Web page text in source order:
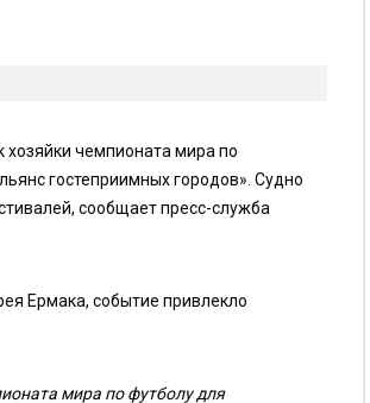
хозяйки чемпионата мира по
гостеприимных городов». Судно
сообщает пресс-служба
Ермака, событие привлекло
мира по футболу для